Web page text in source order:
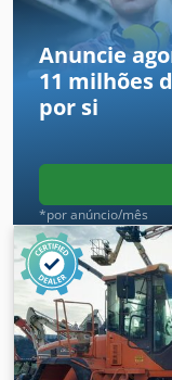
Anuncie
11 milhões
por si
*por anúncio/mês